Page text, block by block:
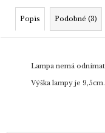
Popis Podobné (3)
Lampa nemá
Výška lampy je